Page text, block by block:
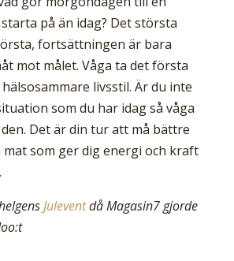
på än idag? Det största
fortsättningen är bara
mot målet. Våga ta det första
livsstil. Är du inte
som du har idag så våga
Det är din tur att må bättre
mat som ger dig energi och kraft
Juleventdå Magasin7 gjorde